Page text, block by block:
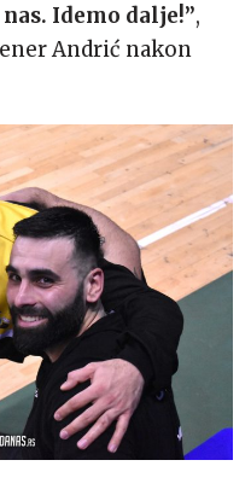
Idemo dalje!”,
Andrić nakon